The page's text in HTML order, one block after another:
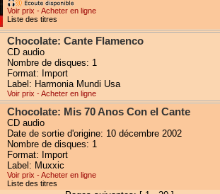
Voir prix - Acheter en ligne
Liste des titres
Chocolate: Cante Flamenco
CD audio
Nombre de disques: 1
Format: Import
Label: Harmonia Mundi Usa
Voir prix - Acheter en ligne
Chocolate: Mis 70 Anos Con el Cante
CD audio
Date de sortie d'origine: 10 décembre 2002
Nombre de disques: 1
Format: Import
Label: Muxxic
Voir prix - Acheter en ligne
Liste des titres